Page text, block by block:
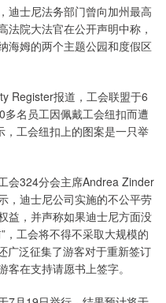
迪士尼法务部门曾向加州最高
法院大法官在公开声明中称，
海姆的两个主题公园和度假区
Register报道，工会联盟于6
名员工因佩戴工会纽扣而遭
工会纽扣上的图案是一只举
会324分会主席Andrea Zinder
，迪士尼公司实施的不公平劳
益，并声称如果迪士尼方面没
，工会将不得不采取大规模的
广泛征集了游客对于重新签订
在支持请愿书上签字。